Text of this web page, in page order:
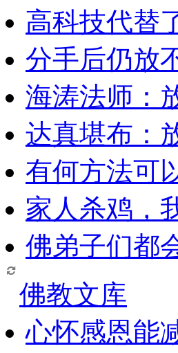
高科技代替
分手后仍放
海涛法师：
达真堪布：
有何方法可
家人杀鸡，
佛弟子们都
佛教文库
心怀感恩能